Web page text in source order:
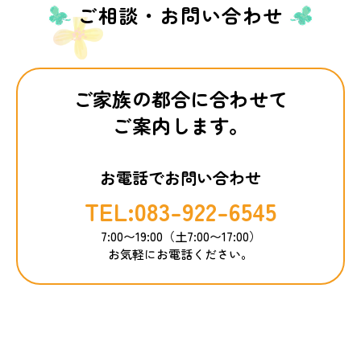
ご相談・お問い合わせ
ご家族の都合に合わせて
ご案内します。
お電話でお問い合わせ
TEL:083-922-6545
7:00〜19:00（土7:00〜17:00）
お気軽にお電話ください。